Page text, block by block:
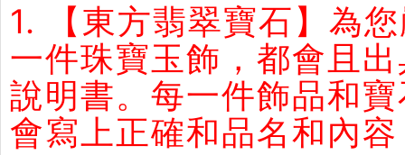
1. 【東方翡翠寶石】為
一件珠寶玉飾，都會且
說明書。每一件飾品和
會寫上正確和品名和內